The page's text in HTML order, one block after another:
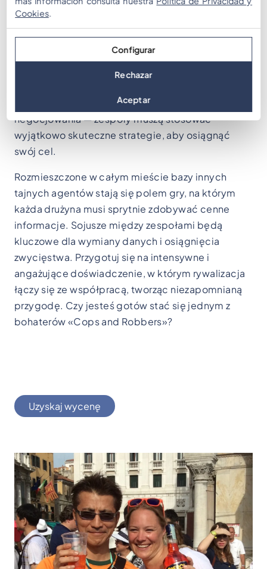
zanurzają w angażującym doświadczeniu
Robbers» to aktywność, która przyciąga nawet
najbardziej niechętnych uczestników, wciągając
ich w dynamiczną atmosferę. Zagadki do
zdobycia, zasoby do zarządzania i umowy do
negocjowania — zespoły muszą stosować
wyjątkowo skuteczne strategie, aby osiągnąć
swój cel.
Rozmieszczone w całym mieście bazy innych
tajnych agentów stają się polem gry, na którym
każda drużyna musi sprytnie zdobywać cenne
informacje. Sojusze między zespołami będą
kluczowe dla wymiany danych i osiągnięcia
zwycięstwa. Przygotuj się na intensywne i
angażujące doświadczenie, w którym rywalizacja
łączy się ze współpracą, tworząc niezapomnianą
przygodę. Czy jesteś gotów stać się jednym z
bohaterów «Cops and Robbers»?
Uzyskaj wycenę
Cookies.
Configurar
Rechazar
Aceptar